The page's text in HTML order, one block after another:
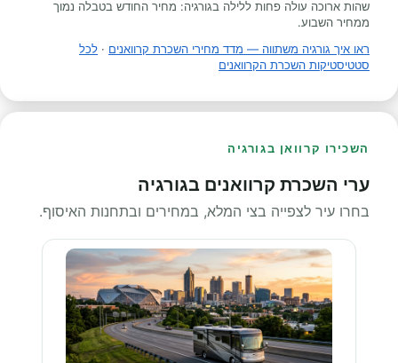
שהות ארוכה עולה פחות ללילה בגורגיה: מחיר החודש בטבלה נמוך
ממחיר השבוע.
ראו איך גורגיה משתווה — מדד מחירי השכרת קרוואנים · לכל
סטטיסטיקות השכרת הקרוואנים
השכירו קרוואן בגורגיה
ערי השכרת קרוואנים בגורגיה
בחרו עיר לצפייה בצי המלא, במחירים ובתחנות האיסוף.